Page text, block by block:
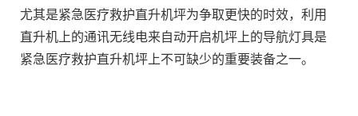
尤其是紧急医疗救护直升机坪为争取更快的时效，利用
直升机上的通讯无线电来自动开启机坪上的导航灯具是
紧急医疗救护直升机坪上不可缺少的重要装备之一。